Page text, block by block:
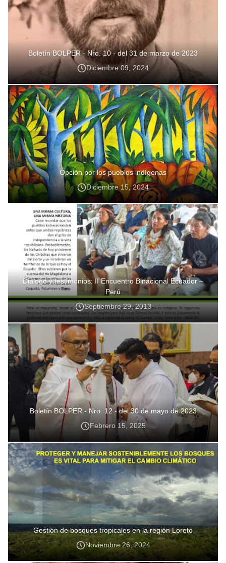
Boletín BOLPER - Nro. 10 - del 31 de marzo de 2023
Diciembre 09, 2024
Opción por los pueblos indígenas
Diciembre 15, 2024
Diálogo y testimonios: II Encuentro Binacional Ecuador –
Perú
Septiembre 29, 2013
Boletín BOLPER - Nro. 12 - del 30 de mayo de 2023
Febrero 15, 2025
Gestión de bosques tropicales en la región Loreto
Noviembre 26, 2024